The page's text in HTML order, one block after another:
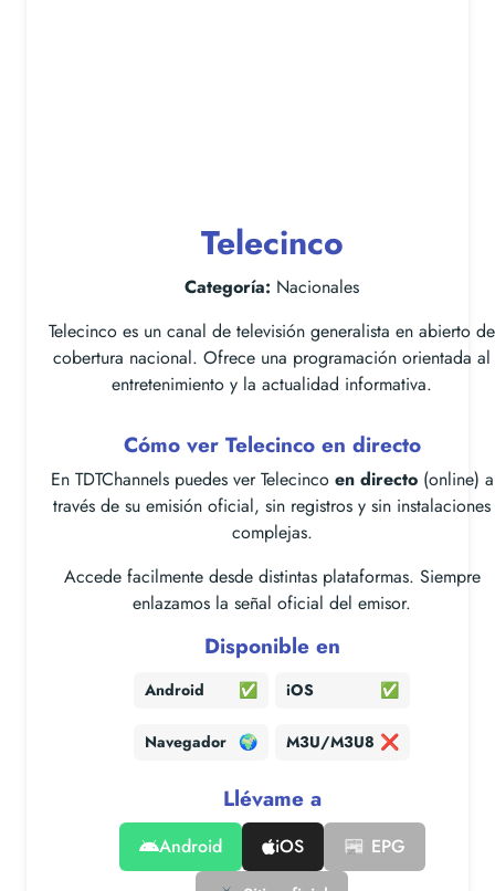
Telecinco
Categoría: Nacionales
Telecinco es un canal de televisión generalista en abierto de
cobertura nacional. Ofrece una programación orientada al
entretenimiento y la actualidad informativa.
Cómo ver Telecinco en directo
En TDTChannels puedes ver Telecinco en directo(online) a
través de su emisión oficial, sin registros y sin instalaciones
complejas.
Accede facilmente desde distintas plataformas. Siempre
enlazamos la señal oficial del emisor.
Disponible en
Android ✅ iOS ✅
Navegador 🌍 M3U/M3U8 ❌
Llévame a
Android iOS
📰 EPG